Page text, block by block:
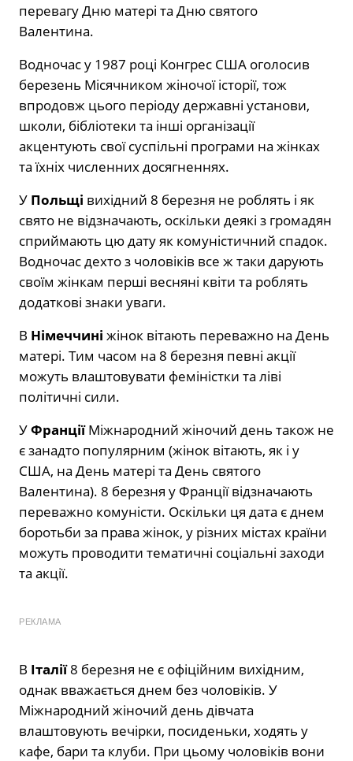
перевагу Дню матері та Дню святого
Валентина.
Водночас у 1987 році Конгрес США оголосив
березень Місячником жіночої історії, тож
впродовж цього періоду державні установи,
школи, бібліотеки та інші організації
акцентують свої суспільні програми на жінках
та їхніх численних досягненнях.
У Польщі вихідний 8 березня не роблять і як
свято не відзначають, оскільки деякі з громадян
сприймають цю дату як комуністичний спадок.
Водночас дехто з чоловіків все ж таки дарують
своїм жінкам перші весняні квіти та роблять
додаткові знаки уваги.
В Німеччині жінок вітають переважно на День
матері. Тим часом на 8 березня певні акції
можуть влаштовувати феміністки та ліві
політичні сили.
УФранціїМіжнародний жіночий день також не
є занадто популярним (жінок вітають, як і у
США, на День матері та День святого
Валентина). 8 березня у Франції відзначають
переважно комуністи. Оскільки ця дата є днем
боротьби за права жінок, у різних містах країни
можуть проводити тематичні соціальні заходи
та акції.
РЕКЛАМА
В Італії8 березня не є офіційним вихідним,
однак вважається днем без чоловіків. У
Міжнародний жіночий день дівчата
влаштовують вечірки, посиденьки, ходять у
кафе, бари та клуби. При цьому чоловіків вони